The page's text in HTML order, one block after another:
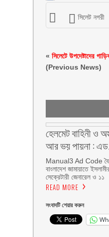
সিলেট নগরী
«সিলেটে উপদেষ্টাদের
(Previous News)
হেলমেট বাহিনী ও
আর ভয় পায়না :
Manual3 Ad Code
বাংলাদেশ জামায়াতে
সেক্রেটারী জেনারেল ও ১১
READ MORE
সংবাদটি শেয়ার করুন